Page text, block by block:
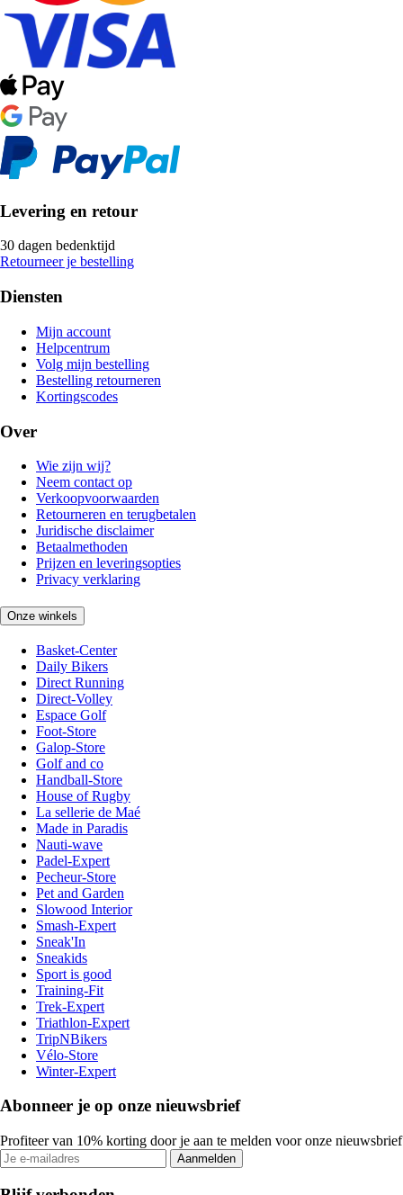
Levering en retour
30 dagen bedenktijd
Retourneer je bestelling
Diensten
Mijn account
Helpcentrum
Volg mijn bestelling
Bestelling retourneren
Kortingscodes
Over
Wie zijn wij?
Neem contact op
Verkoopvoorwaarden
Retourneren en terugbetalen
Juridische disclaimer
Betaalmethoden
Prijzen en leveringsopties
Privacy verklaring
Onze winkels
Basket-Center
Daily Bikers
Direct Running
Direct-Volley
Espace Golf
Foot-Store
Galop-Store
Golf and co
Handball-Store
House of Rugby
La sellerie de Maé
Made in Paradis
Nauti-wave
Padel-Expert
Pecheur-Store
Pet and Garden
Slowood Interior
Smash-Expert
Sneak'In
Sneakids
Sport is good
Training-Fit
Trek-Expert
Triathlon-Expert
TripNBikers
Vélo-Store
Winter-Expert
Abonneer je op onze nieuwsbrief
Profiteer van 10% korting door je aan te melden voor onze nieuwsbrief
Aanmelden